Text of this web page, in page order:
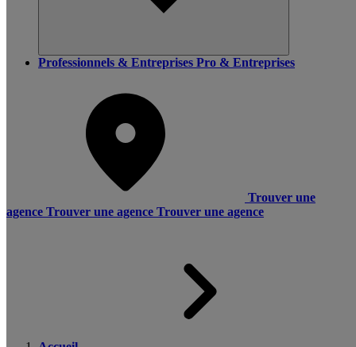
Professionnels & Entreprises Pro & Entreprises
Trouver une
agence Trouver une agence Trouver une agence